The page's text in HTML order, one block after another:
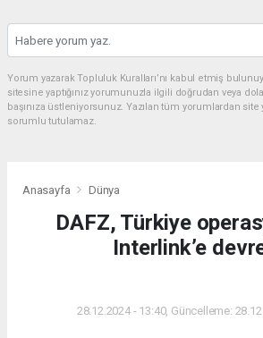
Yorum yazarak Topluluk Kuralları’nı kabul etmiş
sitesine yaptığınız yorumunuzla ilgili doğrudan veya
başınıza üstleniyorsunuz. Yazılan tüm yorumlardan
sorumlu tutulamaz.
Anasayfa Dünya
DAFZ, Türkiye
Interlink’e
28.12.2024 - 13:40, Güncelleme: